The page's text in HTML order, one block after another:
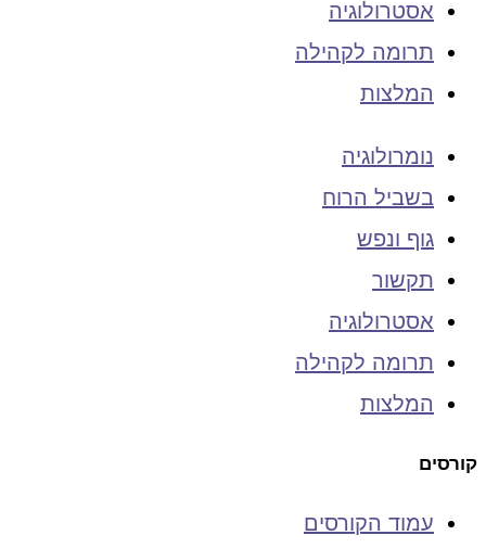
אסטרולוגיה
תרומה לקהילה
המלצות
נומרולוגיה
בשביל הרוח
גוף ונפש
תקשור
אסטרולוגיה
תרומה לקהילה
המלצות
קורסים
עמוד הקורסים